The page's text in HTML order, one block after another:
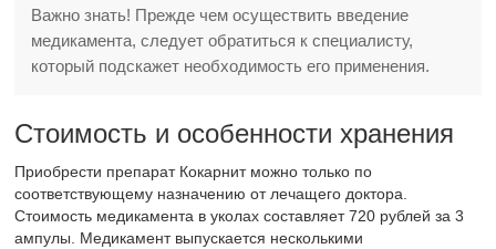
Важно знать! Прежде чем осуществить введение
медикамента, следует обратиться к специалисту,
который подскажет необходимость его применения.
Стоимость и особенности хранения
Приобрести препарат Кокарнит можно только по
соответствующему назначению от лечащего доктора.
Стоимость медикамента в уколах составляет 720 рублей за 3
ампулы. Медикамент выпускается несколькими